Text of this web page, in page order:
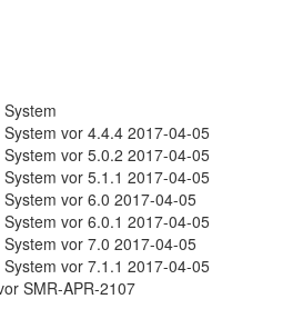
vor 4.4.4 2017-04-05
vor 5.0.2 2017-04-05
vor 5.1.1 2017-04-05
vor 6.0 2017-04-05
vor 6.0.1 2017-04-05
vor 7.0 2017-04-05
vor 7.1.1 2017-04-05
SMR-APR-2107